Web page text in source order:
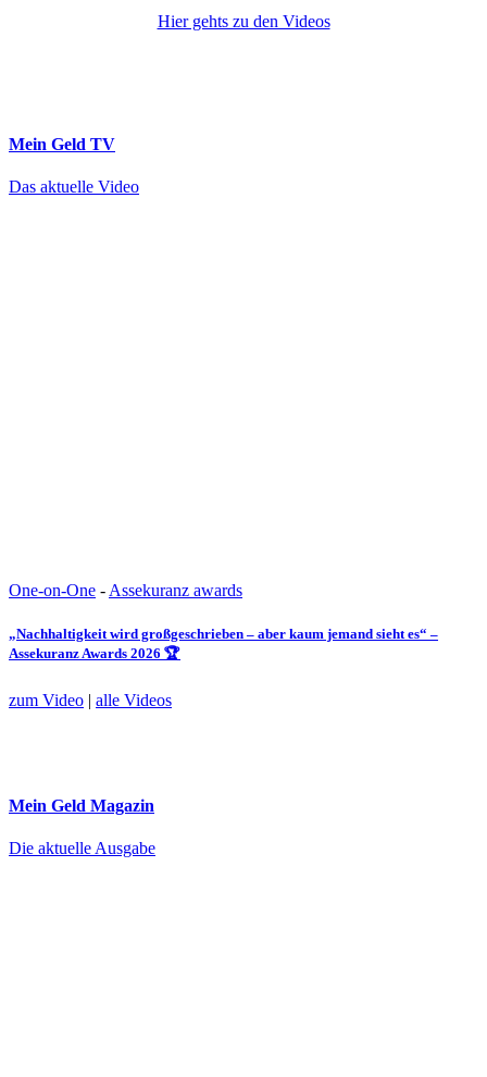
Hier gehts zu den Videos
Mein Geld TV
Das aktuelle Video
One-on-One -Assekuranz awards
„Nachhaltigkeit wird großgeschrieben – aber kaum jemand sieht es“ –
Assekuranz Awards 2026 🏆
zum Video | alle Videos
Mein Geld Magazin
Die aktuelle Ausgabe